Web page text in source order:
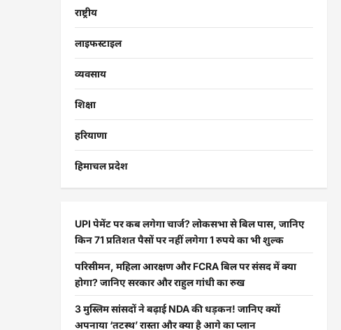
राष्ट्रीय
लाइफस्टाइल
व्यवसाय
शिक्षा
हरियाणा
हिमाचल प्रदेश
UPI पेमेंट पर कब लगेगा चार्ज? लोकसभा से बिल पास, जानिए
किन 71 प्रतिशत पैसों पर नहीं लगेगा 1 रुपये का भी शुल्क
परिसीमन, महिला आरक्षण और FCRA बिल पर संसद में क्या
होगा? जानिए सरकार और राहुल गांधी का रुख
3 मुस्लिम सांसदों ने बढ़ाई NDA की धड़कन! जानिए क्यों
अपनाया ‘तटस्थ’ रास्ता और क्या है आगे का प्लान